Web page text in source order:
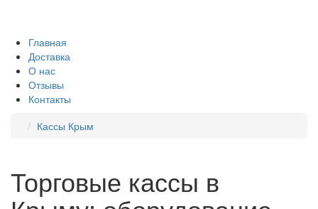
Главная
Доставка
О нас
Отзывы
Контакты
Кассы Крым
Торговые кассы в